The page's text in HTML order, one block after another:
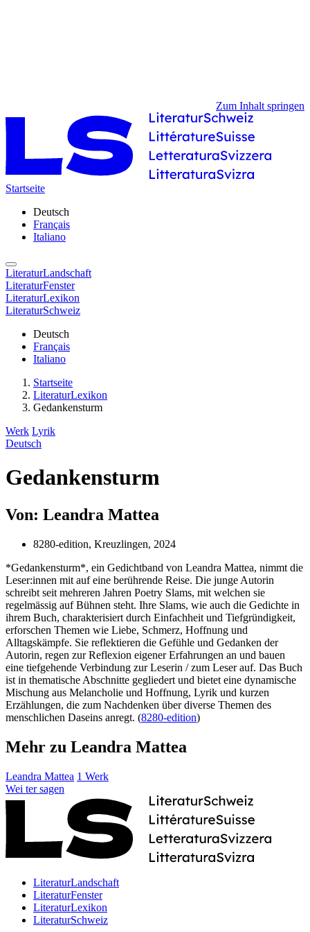
Zum Inhalt springen
Startseite
Deutsch
Français
Italiano
LiteraturLandschaft
LiteraturFenster
LiteraturLexikon
LiteraturSchweiz
Deutsch
Français
Italiano
Startseite
LiteraturLexikon
Gedankensturm
Werk Lyrik
Deutsch
Gedankensturm
Von: Leandra Mattea
8280-edition, Kreuzlingen, 2024
*Gedankensturm*, ein Gedichtband von Leandra Mattea, nimmt die
Leser:innen mit auf eine berührende Reise. Die junge Autorin
schreibt seit mehreren Jahren Poetry Slams, mit welchen sie
regelmässig auf Bühnen steht. Ihre Slams, wie auch die Gedichte in
ihrem Buch, charakterisiert durch Einfachheit und Tiefgründigkeit,
erforschen Themen wie Liebe, Schmerz, Hoffnung und
Alltagskämpfe. Sie reflektieren die Gefühle und Gedanken der
Autorin, regen zur Reflexion eigener Erfahrungen an und bauen
eine tiefgehende Verbindung zur Leserin / zum Leser auf. Das Buch
ist in thematische Abschnitte gegliedert und bietet eine dynamische
Mischung aus Melancholie und Hoffnung, Lyrik und kurzen
Erzählungen, die zum Nachdenken über diverse Themen des
menschlichen Daseins anregt. (8280-edition)
Mehr zu Leandra Mattea
Leandra Mattea 1 Werk
Wei ter sagen
LiteraturLandschaft
LiteraturFenster
LiteraturLexikon
LiteraturSchweiz